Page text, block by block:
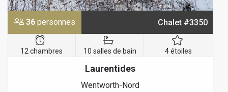
36 personnes Chalet #3350
12 chambres 10 salles de bain 4 étoiles
Laurentides
Wentworth-Nord